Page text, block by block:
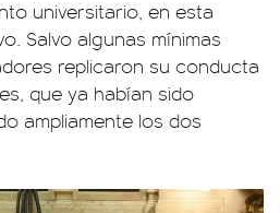
universitario, en esta
Salvo algunas mínimas
replicaron su conducta
que ya habían sido
ampliamente los dos